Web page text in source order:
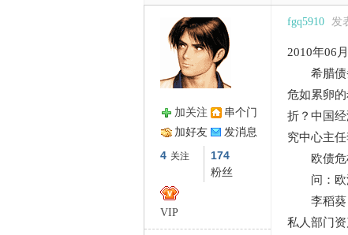
加关注
串个门
加好友
发消息
4 关注 174
粉丝
VIP
fgq5910 发
2010年06
希腊债务
危如累卵
折？中国
究中心主
欧债危
问：欧洲
李稻葵：
私人部门